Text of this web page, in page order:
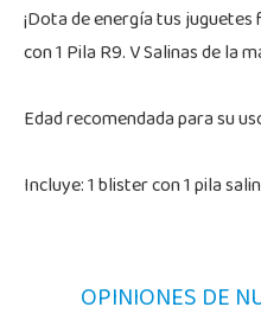
¡Dota de energía tus
con 1 Pila R9. V Salinas de la
Edad recomendada para su
Incluye: 1 blister con 1 pila
OPINIONES DE